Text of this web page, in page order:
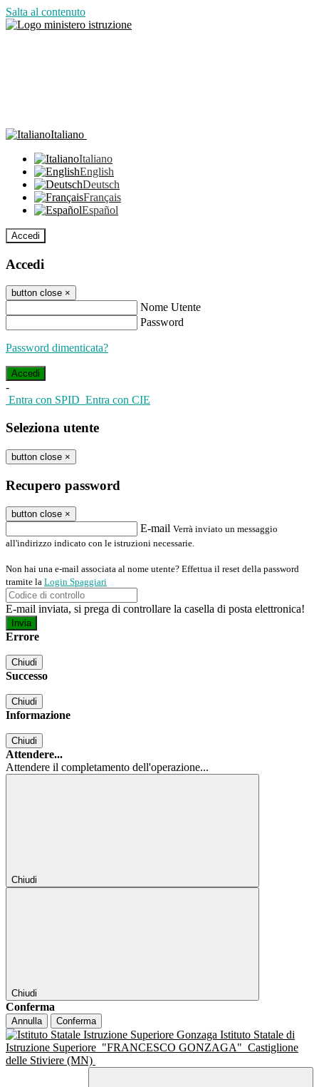
Salta al contenuto
Italiano
Italiano
English
Deutsch
Français
Español
Accedi
Accedi
button close ×
Nome Utente
Password
Password dimenticata?
-
Entra con SPID Entra con CIE
Seleziona utente
button close ×
Recupero password
button close ×
E-mail Verrà inviato un messaggio
all'indirizzo indicato con le istruzioni necessarie.
Non hai una e-mail associata al nome utente? Effettua il reset della password
tramite la Login Spaggiari
E-mail inviata, si prega di controllare la casella di posta elettronica!
Errore
Chiudi
Successo
Chiudi
Informazione
Chiudi
Attendere...
Attendere il completamento dell'operazione...
Chiudi
Chiudi
Conferma
Annulla Conferma
Istituto Statale di
Istruzione Superiore "FRANCESCO GONZAGA" Castiglione
delle Stiviere (MN)